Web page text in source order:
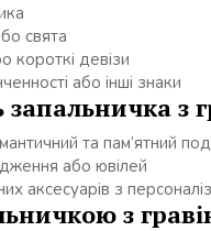
свята
короткі девізи
або інші знаки
запальничка з
та пам’ятний
або ювілей
аксесуарів з
з